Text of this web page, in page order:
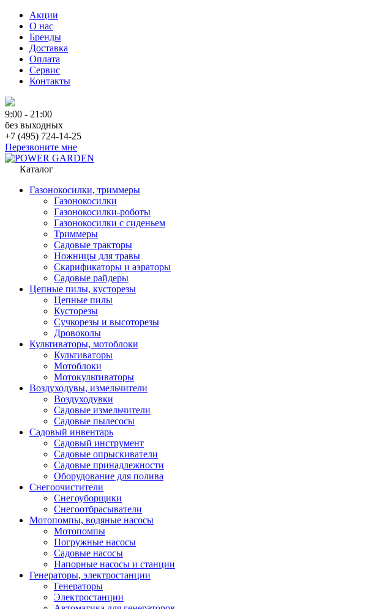
Акции
О нас
Бренды
Доставка
Оплата
Сервис
Контакты
9:00 - 21:00
без выходных
+7 (495) 724-14-25
Перезвоните мне
Каталог
Газонокосилки, триммеры
Газонокосилки
Газонокосилки-роботы
Газонокосилки с сиденьем
Триммеры
Садовые тракторы
Ножницы для травы
Скарификаторы и аэраторы
Садовые райдеры
Цепные пилы, кусторезы
Цепные пилы
Кусторезы
Сучкорезы и высоторезы
Дровоколы
Культиваторы, мотоблоки
Культиваторы
Мотоблоки
Мотокультиваторы
Воздуходувы, измельчители
Воздуходувки
Садовые измельчители
Садовые пылесосы
Садовый инвентарь
Садовый инструмент
Садовые опрыскиватели
Садовые принадлежности
Оборудование для полива
Снегоочистители
Снегоуборщики
Снегоотбрасыватели
Мотопомпы, водяные насосы
Мотопомпы
Погружные насосы
Садовые насосы
Напорные насосы и станции
Генераторы, электростанции
Генераторы
Электростанции